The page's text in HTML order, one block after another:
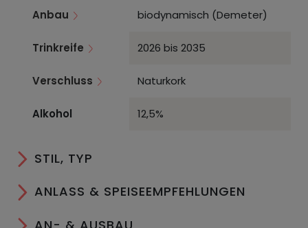
Anbau biodynamisch (Demeter)
Trinkreife 2026 bis 2035
Verschluss Naturkork
Alkohol 12,5%
STIL, TYP
ANLASS & SPEISEEMPFEHLUNGEN